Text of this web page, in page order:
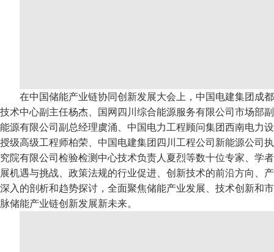
在中国储能产业链协同创新发展大会上，中国电建集团成
技术中心副主任杨杰、国网四川综合能源服务有限公司市场部
能源有限公司副总经理虞涌、中国电力工程顾问集团西南电力
授级高级工程师柏荣、中国电建集团四川工程公司新能源公司
究院有限公司检验检测中心技术负责人夏烈等数十位专家、学
展机遇与挑战、政策法规的行业促进、创新技术的前沿方向、
深入的剖析和趋势探讨，全面聚焦储能产业发展、技术创新和
脉储能产业链创新发展新未来。